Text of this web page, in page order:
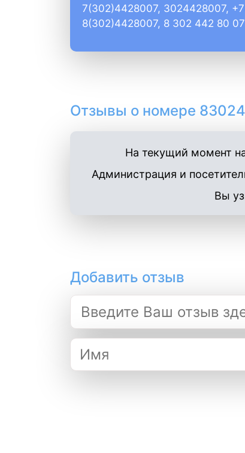
7(302)4428007, 3024428007,
8(302)4428007, 8 302 442 80 07
Отзывы о номере
На текущий момент
Администрация и
Вы
Добавить отзыв